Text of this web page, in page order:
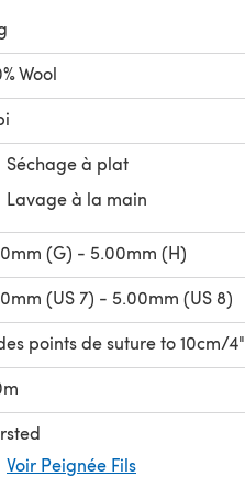
Wool
Séchage à plat
Lavage à la main
(G) - 5.00mm (H)
(US 7) - 5.00mm (US 8)
points de suture to 10cm/4"
Voir Peignée Fils